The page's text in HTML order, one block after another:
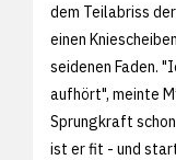
dem Teilabriss
einen
seidenen Faden.
aufhört", meinte
Sprungkraft
ist er fit - und